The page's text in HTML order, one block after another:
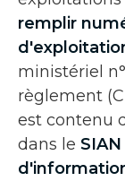
remplir
ministériel
règlement
est contenu
dans le